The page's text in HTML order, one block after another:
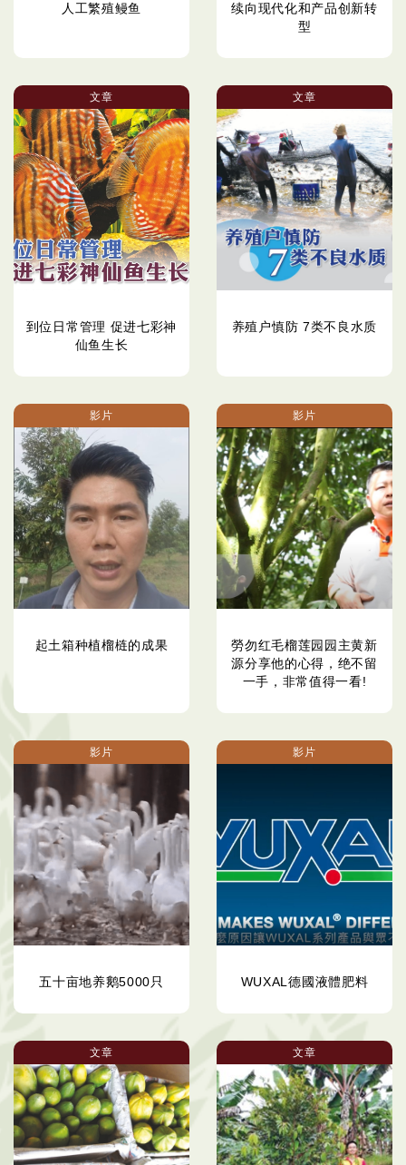
人工繁殖鳗鱼
续向现代化和产品创新转
型
文章
到位日常管理 促进七彩神
仙鱼生长
文章
养殖户慎防 7类不良水质
影片
起土箱种植榴梿的成果
影片
勞勿红毛榴莲园园主黄新
源分享他的心得，绝不留
一手，非常值得一看!
影片
五十亩地养鹅5000只
影片
WUXAL德國液體肥料
文章 文章